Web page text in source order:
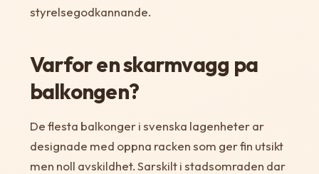
styrelsegodkannande.
Varfor en skarmvagg pa
balkongen?
De flesta balkonger i svenska lagenheter ar
designade med oppna racken som ger fin utsikt
men noll avskildhet. Sarskilt i stadsomraden dar